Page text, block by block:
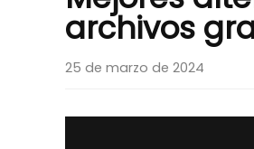
archivos
25 de marzo de 2024